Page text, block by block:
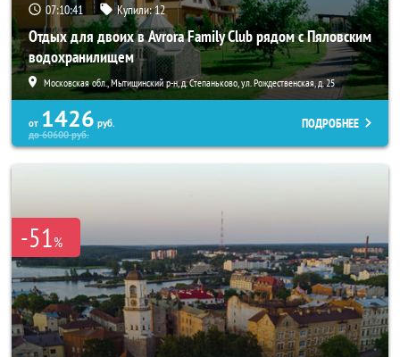
07:10:41 Купили:12
Отдых для двоих в Avrora Family Club рядом с Пяловским
водохранилищем
Московская обл., Мытищинский р-н, д. Степаньково, ул. Рождественская, д. 25
от 1426 руб.
до60600руб.
ПОДРОБНЕЕ
-51%